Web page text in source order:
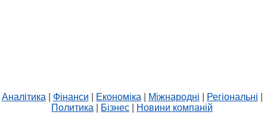
Аналітика| Фінанси Економіка| Міжнародні Регіональні
Политика
Бізнес Новини компаній